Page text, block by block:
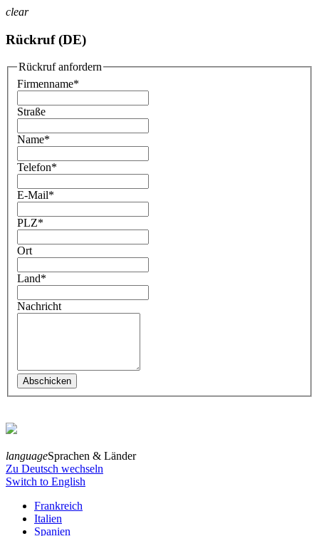
clear
Rückruf (DE)
Rückruf anfordern
Firmenname*
Straße
Name*
Telefon*
E-Mail*
PLZ*
Ort
Land*
Nachricht
languageSprachen & Länder
Zu Deutsch wechseln
Switch to English
Frankreich
Italien
Spanien